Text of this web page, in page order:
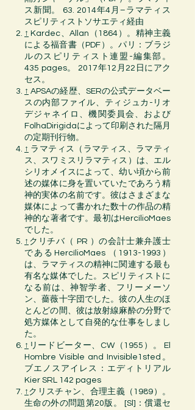
ス新聞。 63. 2014年4月–ラマティス
スピリティストソサエティ経由
↑ Kardec、Allan（1864）。 精神主義
による福音書 （PDF）。パリ：ブラジ
ルのスピリティスト連盟-編集部。
435 pages。 2017年12月22日にアク
セス。
↑ APSAの経歴、SERの公式データベー
スの内部ファイル、ティジュカ-リオ
デジャネイロ、機関委員会、および
FolhaDirigidaによって印刷された隔月
の定期刊行物。
↑ ラマティス
（ラマティス、ラマティ
ス、スワミスリラマティス）は、エル
シリオ メイス によって、幼い頃から前
述の媒体に身を置いていたであろう 精
神的実体の名前です。彼はさまざまな
媒体によって書かれた数十の作品の精
神的な著者です。最初は HercílioMaes
でした。
↑ クリチバ （ PR ）の会計士兼弁護士
である HercílioMaes（1913-1993）
は、 ラマティスの精神に関連する最も
有名な媒体でした。 スピリティスト に
なる前は、神智学者、 フリーメーソ
ン、薔薇十字団 でした。彼の人生のほ
とんどの間、彼は放射線麻酔の分野で
処方媒体 として自発的な仕事をしまし
た。
↑ リードビーター、CW（1955）。 El
Hombre Visible and Invisible1sted。
ブエノスアイレス：エディトリアル
Kier SRL 142 pages
↑ クリスチャン、合理主義（1989）。
生命の外の問題第20版。 [Sl]：償還セ